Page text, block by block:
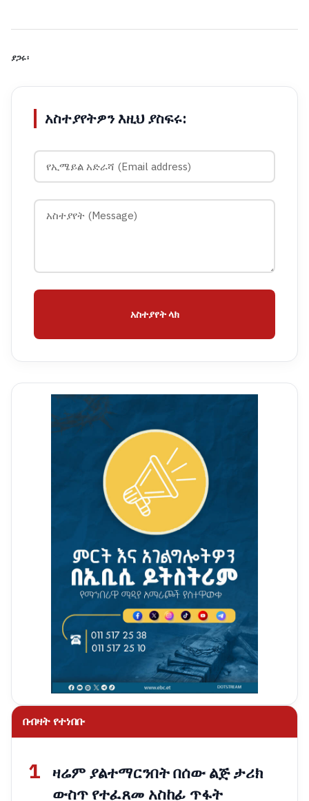
ያጋሩ፡
አስተያየትዎን እዚህ ያስፍሩ:
አስተያየት ላክ
በብዛት የተነበቡ
1 ዛሬም ያልተማርንበት በሰው ልጅ ታሪክ
ውስጥ የተፈጸመ አስከፊ ጥፋት